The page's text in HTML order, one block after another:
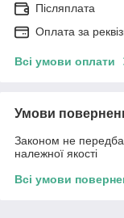
Післяплата
Оплата за
Всі умови оплати
Умови
Законом не
належної якості
Всі умови